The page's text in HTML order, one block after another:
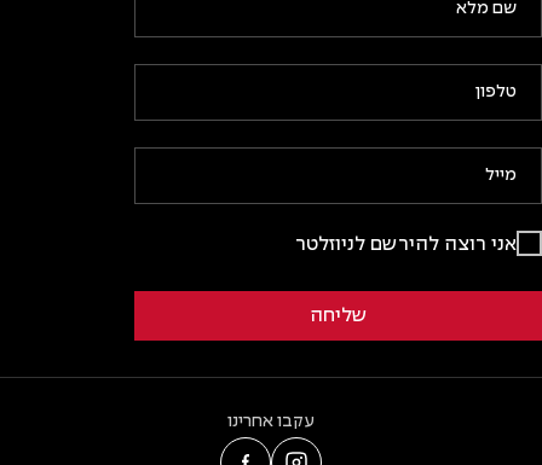
אני רוצה להירשם לניוזלטר
עקבו אחרינו